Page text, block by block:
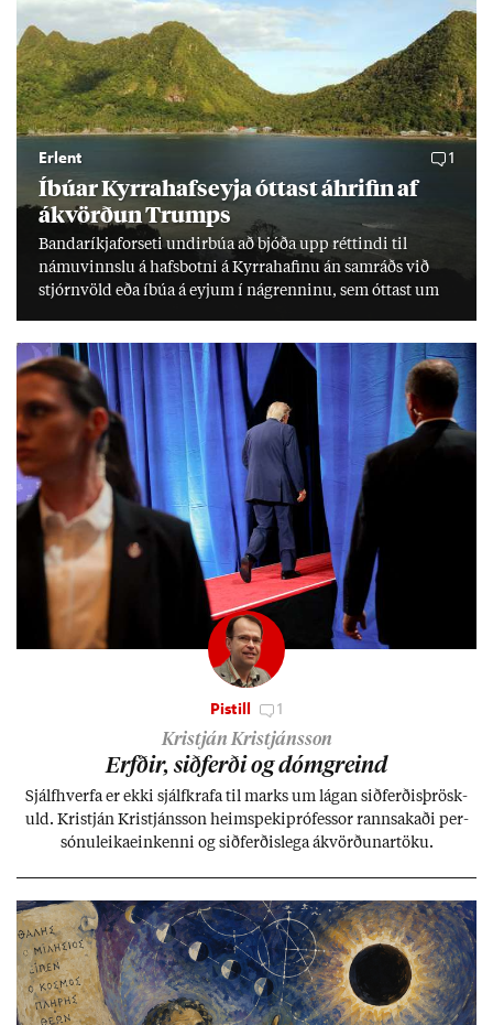
Erlent 1
Íbú­ar Kyrra­hafs­eyja ótt­ast áhrif­in af
ákvörð­un Trumps
Banda­ríkja­for­seti und­ir­búa að bjóða upp rétt­indi til
námu­vinnslu á hafs­botni á Kyrra­haf­inu án sam­ráðs við
stjórn­völd eða íbúa á eyj­um í ná­grenn­inu, sem ótt­ast um
Pistill 1
Kristján Kristjánsson
Erfð­ir, sið­ferði og dómgreind
Sjálf­hverfa er ekki sjálf­krafa til marks um lág­an sið­ferð­is­þrösk­
uld. Kristján Kristjáns­son heim­speki­pró­fess­or rann­sak­aði per­
sónu­leika­ein­kenni og sið­ferð­is­lega ákvörð­un­ar­töku.